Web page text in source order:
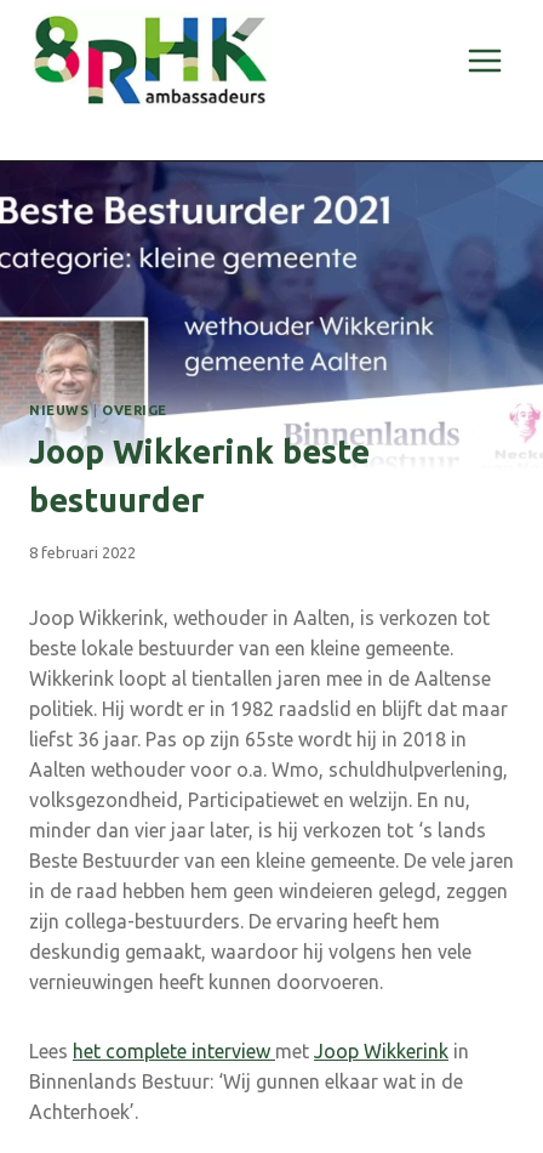
Doorgaan
naar
inhoud
NIEUWS|OVERIGE
Joop Wikkerink beste
bestuurder
8 februari 2022
Joop Wikkerink, wethouder in Aalten, is verkozen tot
beste lokale bestuurder van een kleine gemeente.
Wikkerink loopt al tientallen jaren mee in de Aaltense
politiek. Hij wordt er in 1982 raadslid en blijft dat maar
liefst 36 jaar. Pas op zijn 65ste wordt hij in 2018 in
Aalten wethouder voor o.a. Wmo, schuldhulpverlening,
volksgezondheid, Participatiewet en welzijn. En nu,
minder dan vier jaar later, is hij verkozen tot ‘s lands
Beste Bestuurder van een kleine gemeente. De vele jaren
in de raad hebben hem geen windeieren gelegd, zeggen
zijn collega-bestuurders. De ervaring heeft hem
deskundig gemaakt, waardoor hij volgens hen vele
vernieuwingen heeft kunnen doorvoeren.
Lees het complete interview met Joop Wikkerink in
Binnenlands Bestuur: ‘Wij gunnen elkaar wat in de
Achterhoek’.